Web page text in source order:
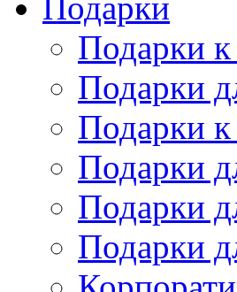
Подарки
Подарки
Подарки
Подарки
Подарки
Подарки